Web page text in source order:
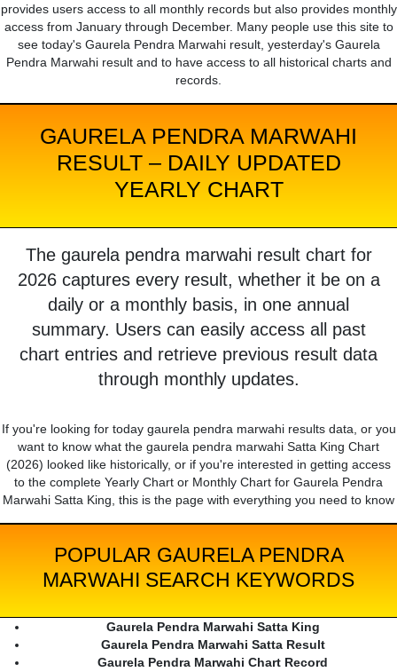
provides users access to all monthly records but also provides monthly
access from January through December. Many people use this site to
see today's Gaurela Pendra Marwahi result, yesterday's Gaurela
Pendra Marwahi result and to have access to all historical charts and
records.
GAURELA PENDRA MARWAHI
RESULT – DAILY UPDATED
YEARLY CHART
The gaurela pendra marwahi result chart for
2026 captures every result, whether it be on a
daily or a monthly basis, in one annual
summary. Users can easily access all past
chart entries and retrieve previous result data
through monthly updates.
If you're looking for today gaurela pendra marwahi results data, or you
want to know what the gaurela pendra marwahi Satta King Chart
(2026) looked like historically, or if you're interested in getting access
to the complete Yearly Chart or Monthly Chart for Gaurela Pendra
Marwahi Satta King, this is the page with everything you need to know
POPULAR GAURELA PENDRA
MARWAHI SEARCH KEYWORDS
Gaurela Pendra Marwahi Satta King
Gaurela Pendra Marwahi Satta Result
Gaurela Pendra Marwahi Chart Record